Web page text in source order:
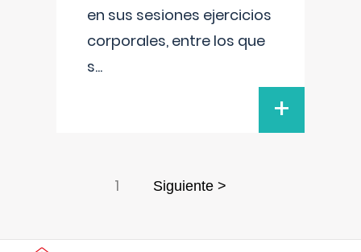
en sus sesiones ejercicios
corporales, entre los que
s...
+
1 Siguiente >